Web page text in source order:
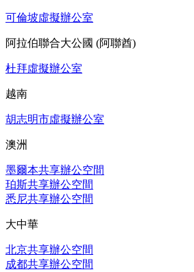
可倫坡虛擬辦公室
阿拉伯聯合大公國 (阿聯酋)
杜拜虛擬辦公室
越南
胡志明市虛擬辦公室
澳洲
墨爾本共享辦公空間
珀斯共享辦公空間
悉尼共享辦公空間
大中華
北京共享辦公空間
成都共享辦公空間